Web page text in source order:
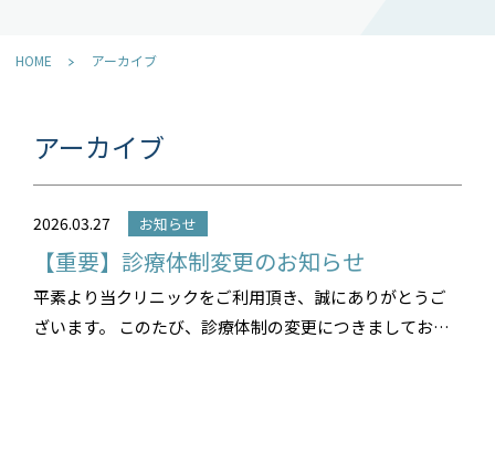
HOME アーカイブ
アーカイブ
2026.03.27 お知らせ
【重要】診療体制変更のお知らせ
平素より当クリニックをご利用頂き、誠にありがとうご
ざいます。 このたび、診療体制の変更につきましてお知